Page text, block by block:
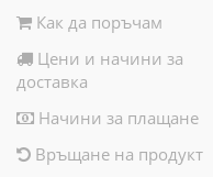
Как да поръчам
Цени и начини за
доставка
Начини за плащане
Връщане на продукт